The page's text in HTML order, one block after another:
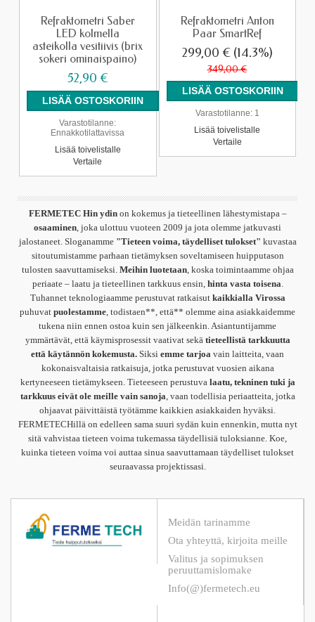
Refraktometri Saber
LED kolmella
asteikolla vesitiivis (brix
sokeri ominaispaino)
52,90 €
Varastotilanne:
Ennakkotilattavissa
Lisää toivelistalle
Vertaile
Refraktometri Anton
Paar SmartRef
299,00 € (14.3%)
349,00 €
Varastotilanne:1
Lisää toivelistalle
Vertaile
FERMETEC Hin ydinon kokemus ja tieteellinen lähestymistapa –
osaaminen, joka ulottuu vuoteen 2009 ja jota olemme jatkuvasti
jalostaneet. Sloganamme "Tieteen voima, täydelliset tulokset" kuvastaa
sitoutumistamme parhaan tietämyksen soveltamiseen huipputason
tulosten saavuttamiseksi. Meihin luotetaan, koska toimintaamme ohjaa
periaate – laatu ja tieteellinen tarkkuus ensin, hinta vasta toisena.
Tuhannet teknologiaamme perustuvat ratkaisut kaikkialla Virossa
puhuvat puolestamme, todistaen**, että** olemme aina asiakkaidemme
tukena niin ennen ostoa kuin sen jälkeenkin. Asiantuntijamme
ymmärtävät, että käymisprosessit vaativat sekä tieteellistä tarkkuutta
että käytännön kokemusta. Siksi emme tarjoa vain laitteita, vaan
kokonaisvaltaisia ratkaisuja, jotka perustuvat vuosien aikana
kertyneeseen tietämykseen. Tieteeseen perustuva laatu, tekninen tuki ja
tarkkuus eivät ole meille vain sanoja, vaan todellisia periaatteita, jotka
ohjaavat päivittäistä työtämme kaikkien asiakkaiden hyväksi.
FERMETECHillä on edelleen sama suuri sydän kuin ennenkin, mutta nyt
sitä vahvistaa tieteen voima tukemassa täydellisiä tuloksianne. Koe,
kuinka tieteen voima voi auttaa sinua saavuttamaan täydelliset tulokset
seuraavassa projektissasi.
Meidän tarinamme
Ota yhteyttä, kirjoita meille
Valitus ja sopimuksen
peruuttamislomake
Info(@)fermetech.eu